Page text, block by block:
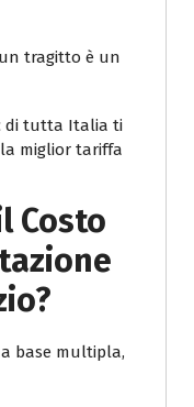
tragitto è un
di tutta Italia ti
miglior tariffa
Costo
?
base multipla,